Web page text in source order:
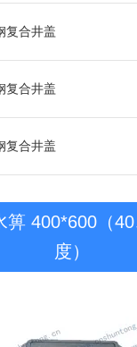
复合井盖
复合井盖
复合井盖
箅 400*600（
度）